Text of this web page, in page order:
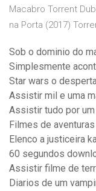
Macabro Torrent
na Porta (2017)
Sob o dominio do
Simplesmente
Star wars o
Assistir mil e uma
Assistir tudo por
Filmes de
Elenco a justiceira
60 segundos
Assistir filme de
Diarios de um